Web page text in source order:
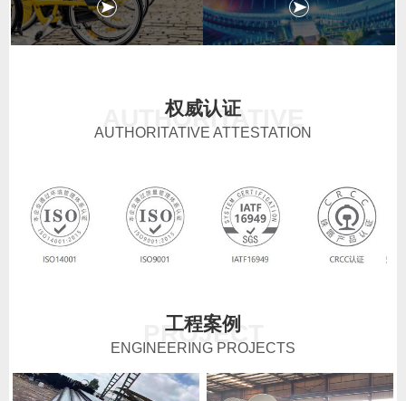
AUTHORITATIVE
权威认证
AUTHORITATIVE ATTESTATION
PROJECT
工程案例
ENGINEERING PROJECTS